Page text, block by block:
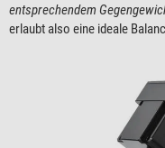
entsprechendem
erlaubt also eine ideale